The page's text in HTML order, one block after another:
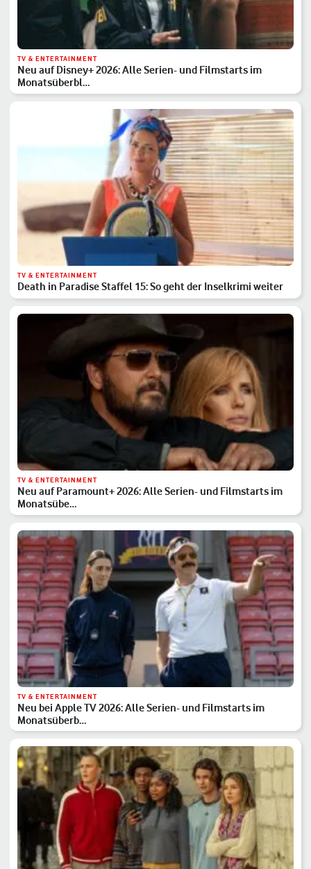
TV & ENTERTAINMENT
Neu auf Disney+ 2026: Alle Serien- und Filmstarts im
Monatsüberbl…
TV & ENTERTAINMENT
Death in Paradise Staffel 15: So geht der Inselkrimi weiter
TV & ENTERTAINMENT
Neu auf Paramount+ 2026: Alle Serien- und Filmstarts im
Monatsübe…
TV & ENTERTAINMENT
Neu bei Apple TV 2026: Alle Serien- und Filmstarts im
Monatsüberb…